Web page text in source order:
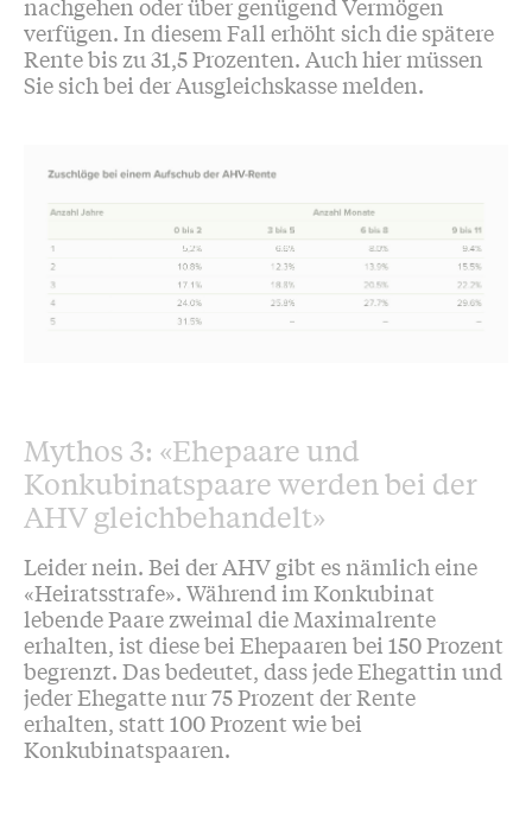
verfügen. In diesem Fall erhöht sich die spätere
Rente bis zu 31,5 Prozenten. Auch hier müssen
Sie sich bei der Ausgleichskasse melden.
Mythos 3: «Ehepaare und
Konkubinatspaare werden bei der
AHV gleichbehandelt»
Leider nein. Bei der AHV gibt es nämlich eine
«Heiratsstrafe». Während im Konkubinat
lebende Paare zweimal die Maximalrente
erhalten, ist diese bei Ehepaaren bei 150 Prozent
begrenzt. Das bedeutet, dass jede Ehegattin und
jeder Ehegatte nur 75 Prozent der Rente
erhalten, statt 100 Prozent wie bei
Konkubinatspaaren.